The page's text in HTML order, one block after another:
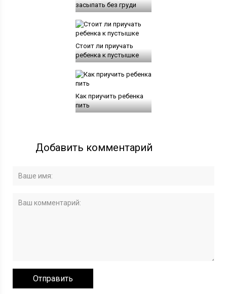
засыпать без груди
Стоит ли приучать
ребенка к пустышке
Как приучить ребенка
пить
Добавить комментарий